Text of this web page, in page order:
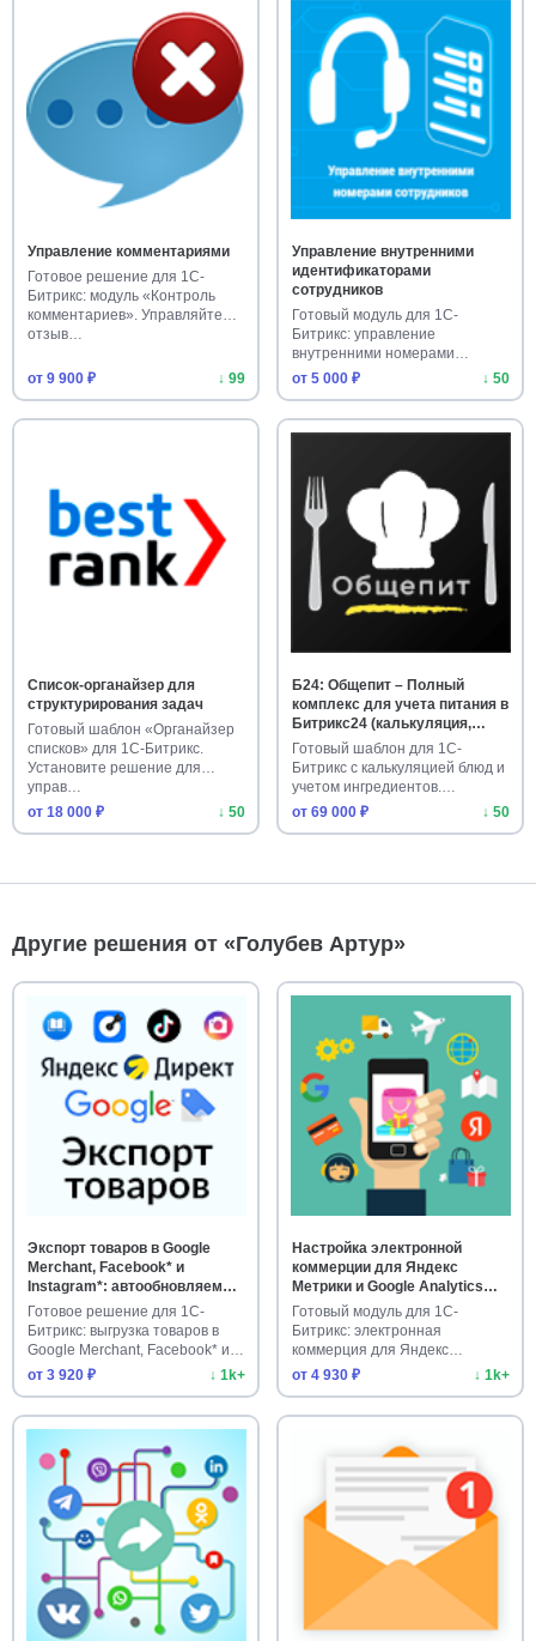
Управление комментариями
Готовое решение для 1С-
Битрикс: модуль «Контроль
комментариев». Управляйте
отзыв…
от 9 900 ₽ ↓ 99
Управление внутренними
идентификаторами
сотрудников
Готовый модуль для 1С-
Битрикс: управление
внутренними номерами
сотрудников. Упро…
от 5 000 ₽ ↓ 50
Список-органайзер для
структурирования задач
Готовый шаблон «Органайзер
списков» для 1С-Битрикс.
Установите решение для
управ…
от 18 000 ₽
↓ 50
Б24: Общепит – Полный
комплекс для учета питания в
Битрикс24 (калькуляция,
ингредиенты)
Готовый шаблон для 1С-
Битрикс с калькуляцией блюд и
учетом ингредиентов.
Упрости…
от 69 000 ₽ ↓ 50
Другие решения от «Голубев Артур»
Экспорт товаров в Google
Merchant, Facebook* и
Instagram*: автообновляемый
фид каталога
Готовое решение для 1С-
Битрикс: выгрузка товаров в
Google Merchant, Facebook* и
…
от 3 920 ₽ ↓ 1k+
Настройка электронной
коммерции для Яндекс
Метрики и Google Analytics
(ecommerce, clientid, GA4)
Готовый модуль для 1С-
Битрикс: электронная
коммерция для Яндекс
Метрики и Google…
от 4 930 ₽ ↓ 1k+